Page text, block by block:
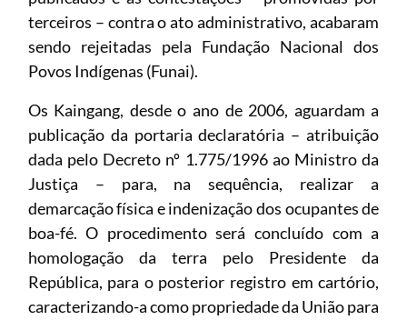
terceiros – contra o ato administrativo, acabaram
sendo rejeitadas pela Fundação Nacional dos
Povos Indígenas (Funai).
Os Kaingang, desde o ano de 2006, aguardam a
publicação da portaria declaratória – atribuição
dada pelo Decreto nº 1.775/1996 ao Ministro da
Justiça – para, na sequência, realizar a
demarcação física e indenização dos ocupantes de
boa-fé. O procedimento será concluído com a
homologação da terra pelo Presidente da
República, para o posterior registro em cartório,
caracterizando-a como propriedade da União para